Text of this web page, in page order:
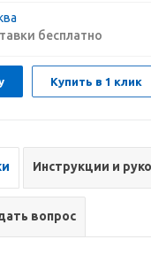
бесплатно
Купить в 1 клик
Инструкции и
вопрос